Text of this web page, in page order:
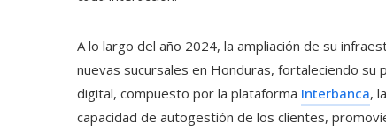
A lo largo del año 2024, la ampliación de su
nuevas sucursales en Honduras, fortaleciendo
digital, compuesto por la plataforma Interbanca,
capacidad de autogestión de los clientes,